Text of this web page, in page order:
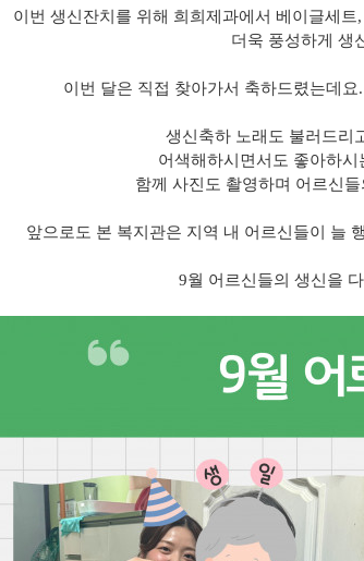
이번 생신잔치를 위해 희희제과에서 베이글세트,
더욱 풍성하게 생
이번 달은 직접 찾아가서 축하드렸는데요.
생신축하 노래도 불러드리
어색해하시면서도 좋아하
함께 사진도 촬영하며 어르신
앞으로도 본 복지관은 지역 내 어르신들이 늘
9월 어르신들의 생신을